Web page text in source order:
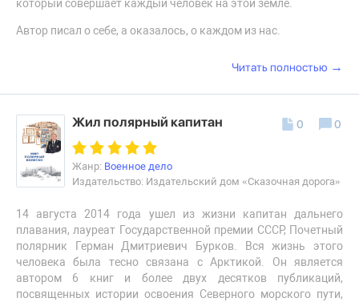
который совершает каждый человек на этой земле.
Автор писал о себе, а оказалось, о каждом из нас.
Читать полностью →
Жил полярный капитан
Жанр: Военное дело
Издательство: Издательский дом «Сказочная дорога»
14 августа 2014 года ушел из жизни капитан дальнего
плавания, лауреат Государственной премии СССР, Почетный
полярник Герман Дмитриевич Бурков. Вся жизнь этого
человека была тесно связана с Арктикой. Он является
автором 6 книг и более двух десятков публикаций,
посвященных истории освоения Северного морского пути,
0 0